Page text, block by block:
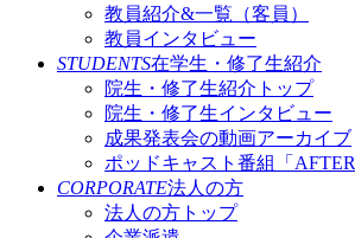
教員紹介&一覧（客員）
教員インタビュー
STUDENTS在学生・修了生紹介
院生・修了生紹介トップ
院生・修了生インタビュー
成果発表会の動画アーカイブ
ポッドキャスト番組「AFTER
CORPORATE法人の方
法人の方トップ